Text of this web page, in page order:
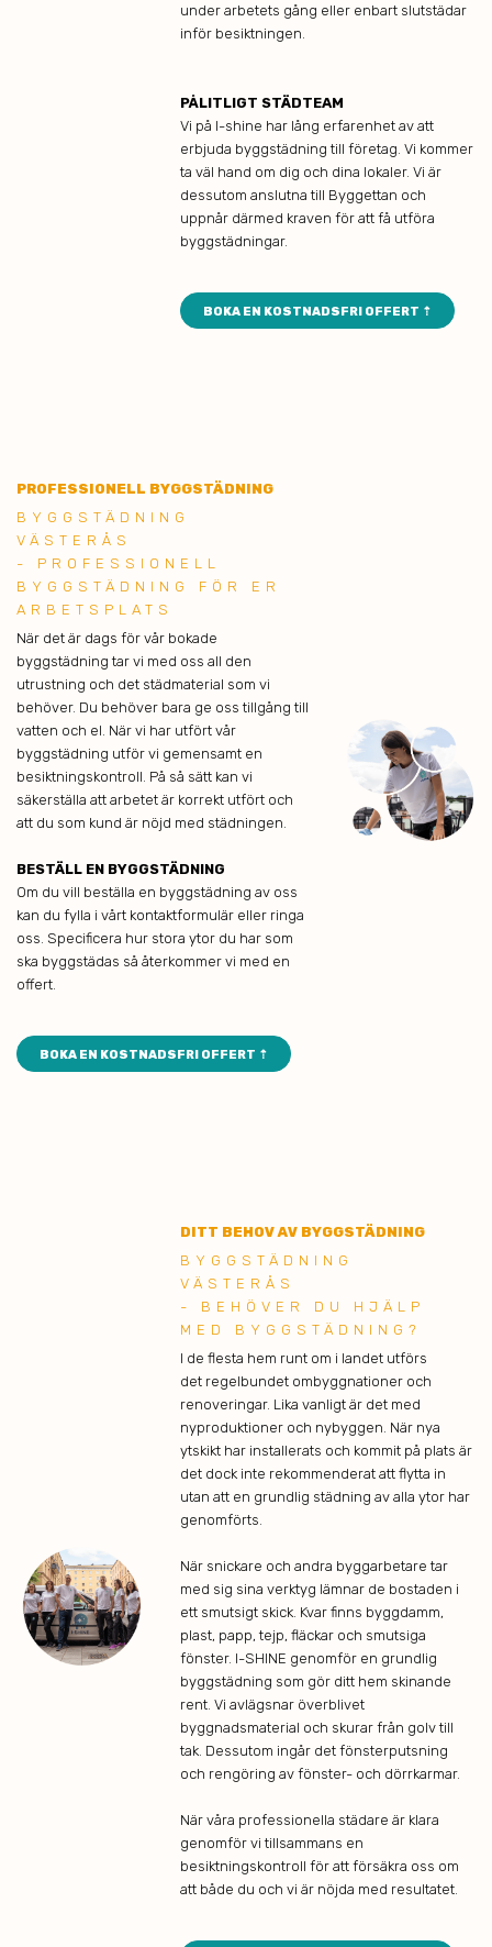
under arbetets gång eller enbart slutstädar
inför besiktningen.
PÅLITLIGT STÄDTEAM
Vi på I-shine har lång erfarenhet av att
erbjuda byggstädning till företag. Vi kommer
ta väl hand om dig och dina lokaler. Vi är
dessutom anslutna till Byggettan och
uppnår därmed kraven för att få utföra
byggstädningar.
BOKA EN KOSTNADSFRI OFFERT ⇡
PROFESSIONELL BYGGSTÄDNING
BYGGSTÄDNING
VÄSTERÅS
- PROFESSIONELL
BYGGSTÄDNING FÖR ER
ARBETSPLATS
När det är dags för vår bokade
byggstädning tar vi med oss all den
utrustning och det städmaterial som vi
behöver. Du behöver bara ge oss tillgång till
vatten och el. När vi har utfört vår
byggstädning utför vi gemensamt en
besiktningskontroll. På så sätt kan vi
säkerställa att arbetet är korrekt utfört och
att du som kund är nöjd med städningen.
BESTÄLL EN BYGGSTÄDNING
Om du vill beställa en byggstädning av oss
kan du fylla i vårt kontaktformulär eller ringa
oss. Specificera hur stora ytor du har som
ska byggstädas så återkommer vi med en
offert.
BOKA EN KOSTNADSFRI OFFERT ⇡
DITT BEHOV AV BYGGSTÄDNING
BYGGSTÄDNING
VÄSTERÅS
- BEHÖVER DU HJÄLP
MED BYGGSTÄDNING?
I de flesta hem runt om i landet utförs
det regelbundet ombyggnationer och
renoveringar. Lika vanligt är det med
nyproduktioner och nybyggen. När nya
ytskikt har installerats och kommit på plats är
det dock inte rekommenderat att flytta in
utan att en grundlig städning av alla ytor har
genomförts.
När snickare och andra byggarbetare tar
med sig sina verktyg lämnar de bostaden i
ett smutsigt skick. Kvar finns byggdamm,
plast, papp, tejp, fläckar och smutsiga
fönster. I-SHINE genomför en grundlig
byggstädning som gör ditt hem skinande
rent. Vi avlägsnar överblivet
byggnadsmaterial och skurar från golv till
tak. Dessutom ingår det fönsterputsning
och rengöring av fönster- och dörrkarmar.
När våra professionella städare är klara
genomför vi tillsammans en
besiktningskontroll för att försäkra oss om
att både du och vi är nöjda med resultatet.